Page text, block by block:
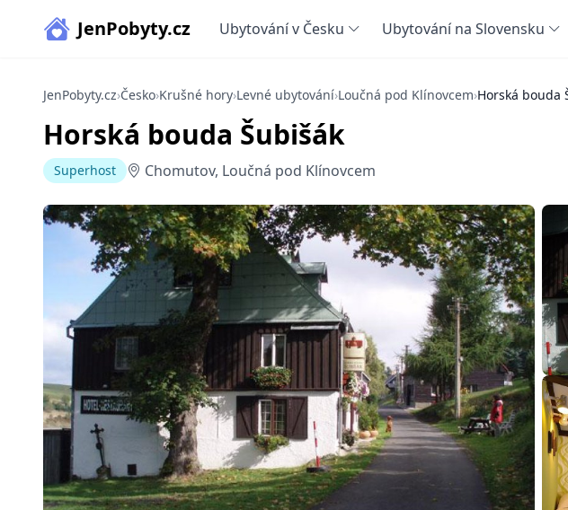
JenPobyty.cz Ubytování v Česku Ubytování na Slovensku
JenPobyty.cz›Česko›Krušné hory›Levné ubytování›Loučná pod Klínovcem›Horská bouda
Horská bouda Šubišák
Superhost Chomutov, Loučná pod Klínovcem